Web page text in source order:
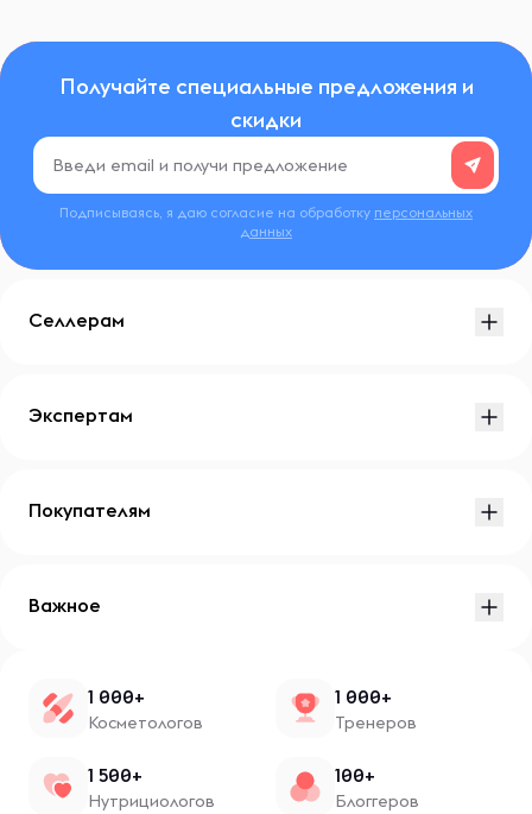
Получайте специальные предложения и
скидки
Подписываясь, я даю согласие на обработку персональных
данных
Селлерам
Экспертам
Покупателям
Важное
1 000+
Косметологов
1 000+
Тренеров
1 500+
Нутрициологов
100+
Блоггеров